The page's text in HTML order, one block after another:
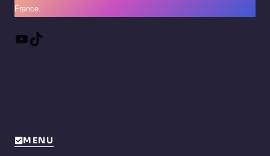
France.
YouTube
TikTok
MENU